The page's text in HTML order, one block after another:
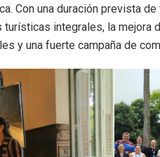
Con una duración prevista
turísticas integrales, la mejora
y una fuerte campaña de